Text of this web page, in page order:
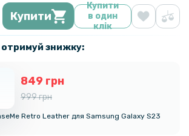
Купити
Купити
в один
клік
отримуй знижку:
849 грн
999 грн
Retro Leather для Samsung Galaxy S23